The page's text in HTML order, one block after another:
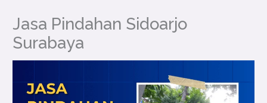
Jasa Pindahan Sidoarjo
Surabaya